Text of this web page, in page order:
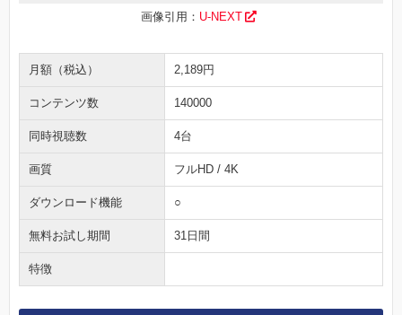
画像引用： U-NEXT
月額（税込） 2,189円
コンテンツ数 140000
同時視聴数 4台
画質 フルHD / 4K
ダウンロード機能 ○
無料お試し期間 31日間
特徴